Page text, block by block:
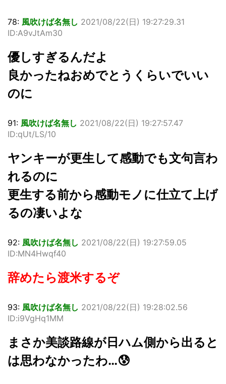
78: 風吹けば名無し 2021/08/22(日) 19:27:29.31
ID:A9vJtAm30
優しすぎるんだよ
良かったねおめでとうくらいでいい
のに
91: 風吹けば名無し 2021/08/22(日) 19:27:57.47
ID:qUt/LS/10
ヤンキーが更生して感動でも文句言わ
れるのに
更生する前から感動モノに仕立て上げ
るの凄いよな
92: 風吹けば名無し 2021/08/22(日) 19:27:59.05
ID:MN4Hwqf40
辞めたら渡米するぞ
93: 風吹けば名無し 2021/08/22(日) 19:28:02.56
ID:i9VgHq1MM
まさか美談路線が日ハム側から出ると
は思わなかったわ…😰